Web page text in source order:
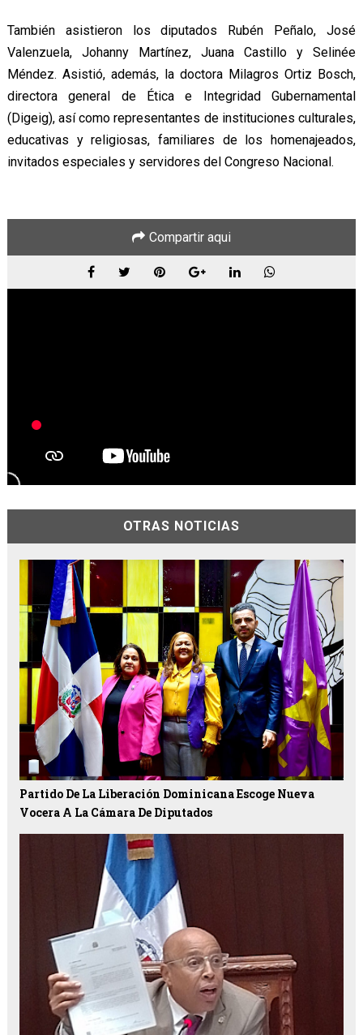
También asistieron los diputados Rubén Peñalo, José
Valenzuela, Johanny Martínez, Juana Castillo y Selinée
Méndez. Asistió, además, la doctora Milagros Ortiz Bosch,
directora general de Ética e Integridad Gubernamental
(Digeig), así como representantes de instituciones culturales,
educativas y religiosas, familiares de los homenajeados,
invitados especiales y servidores del Congreso Nacional.
Compartir aqui
OTRAS NOTICIAS
Partido De La Liberación Dominicana Escoge Nueva
Vocera A La Cámara De Diputados